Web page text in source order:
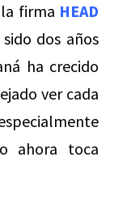
firma HEAD
dos años
ha crecido
ver cada
ahora toca